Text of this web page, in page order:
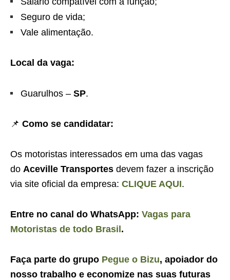
Seguro de vida;
Vale alimentação.
Local da vaga:
Guarulhos – SP.
📌 Como se candidatar:
Os motoristas interessados em uma das vagas
do Aceville Transportes devem fazer a inscrição
via site oficial da empresa: CLIQUE AQUI.
Entre no canal do WhatsApp: Vagas para
Motoristas de todo Brasil.
Faça parte do grupo Pegue o Bizu, apoiador do
nosso trabalho e economize nas suas futuras